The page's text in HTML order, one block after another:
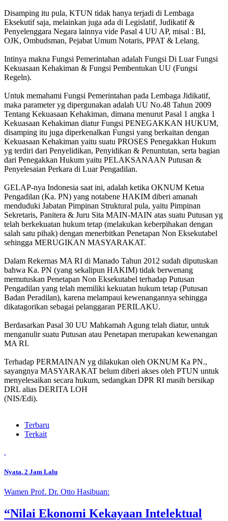
Disamping itu pula, KTUN tidak hanya terjadi di Lembaga
Eksekutif saja, melainkan juga ada di Legislatif, Judikatif &
Penyelenggara Negara lainnya vide Pasal 4 UU AP, misal : BI,
OJK, Ombudsman, Pejabat Umum Notaris, PPAT & Lelang.
Intinya makna Fungsi Pemerintahan adalah Fungsi Di Luar Fungsi
Kekuasaan Kehakiman & Fungsi Pembentukan UU (Fungsi
Regeln).
Untuk memahami Fungsi Pemerintahan pada Lembaga Jidikatif,
maka parameter yg dipergunakan adalah UU No.48 Tahun 2009
Tentang Kekuasaan Kehakiman, dimana menurut Pasal 1 angka 1
Kekuasaan Kehakiman diatur Fungsi PENEGAKKAN HUKUM,
disamping itu juga diperkenalkan Fungsi yang berkaitan dengan
Kekuasaan Kehakiman yaitu suatu PROSES Penegakkan Hukum
yg terdiri dari Penyelidikan, Penyidikan & Penuntutan, serta bagian
dari Penegakkan Hukum yaitu PELAKSANAAN Putusan &
Penyelesaian Perkara di Luar Pengadilan.
GELAP-nya Indonesia saat ini, adalah ketika OKNUM Ketua
Pengadilan (Ka. PN) yang notabene HAKIM diberi amanah
menduduki Jabatan Pimpinan Struktural pula, yaitu Pimpinan
Sekretaris, Panitera & Juru Sita MAIN-MAIN atas suatu Putusan yg
telah berkekuatan hukum tetap (melakukan keberpihakan dengan
salah satu pihak) dengan menerbitkan Penetapan Non Eksekutabel
sehingga MERUGIKAN MASYARAKAT.
Dalam Rekernas MA RI di Manado Tahun 2012 sudah diputuskan
bahwa Ka. PN (yang sekalipun HAKIM) tidak berwenang
memutuskan Penetapan Non Eksekutabel terhadap Putusan
Pengadilan yang telah memiliki kekuatan hukum tetap (Putusan
Badan Peradilan), karena melampaui kewenangannya sehingga
dikatagorikan sebagai pelanggaran PERILAKU.
Berdasarkan Pasal 30 UU Mahkamah Agung telah diatur, untuk
menganulir suatu Putusan atau Penetapan merupakan kewenangan
MA RI.
Terhadap PERMAINAN yg dilakukan oleh OKNUM Ka PN.,
sayangnya MASYARAKAT belum diberi akses oleh PTUN untuk
menyelesaikan secara hukum, sedangkan DPR RI masih bersikap
DRL alias DERITA LOH
(NIS/Edi).
Terbaru
Terkait
Nyata, 2 Jam Lalu
Wamen Prof. Dr. Otto Hasibuan:
“Nilai Ekonomi Kekayaan Intelektual